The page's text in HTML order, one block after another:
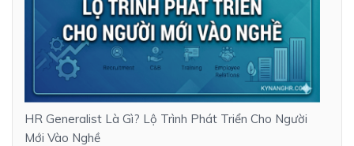
HR Generalist Là Gì? Lộ Trình Phát Triển Cho Người
Mới Vào Nghề